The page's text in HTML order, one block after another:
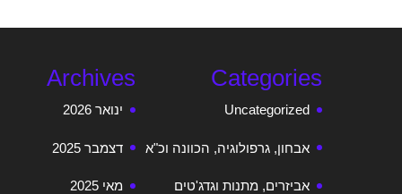
Archives
ינואר 2026
דצמבר 2025
מאי 2025
Categories
Uncategorized
אבחון, גרפולוגיה, הכוונה וכ"א
אביזרים, מתנות וגדג'טים